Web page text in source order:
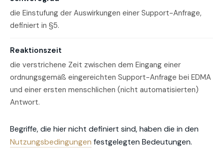
die Einstufung der Auswirkungen einer Support-Anfrage,
definiert in §5.
Reaktionszeit
die verstrichene Zeit zwischen dem Eingang einer
ordnungsgemäß eingereichten Support-Anfrage bei EDMA
und einer ersten menschlichen (nicht automatisierten)
Antwort.
Begriffe, die hier nicht definiert sind, haben die in den
Nutzungsbedingungen festgelegten Bedeutungen.